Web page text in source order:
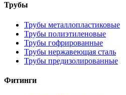
Трубы
Трубы металлопластиковые
Трубы полиэтиленовые
Трубы гофрированные
Трубы нержавеющая сталь
Трубы предизолированные
Фитинги